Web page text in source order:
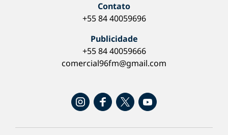
Contato
+55 84 40059696
Publicidade
+55 84 40059666
comercial96fm@gmail.com